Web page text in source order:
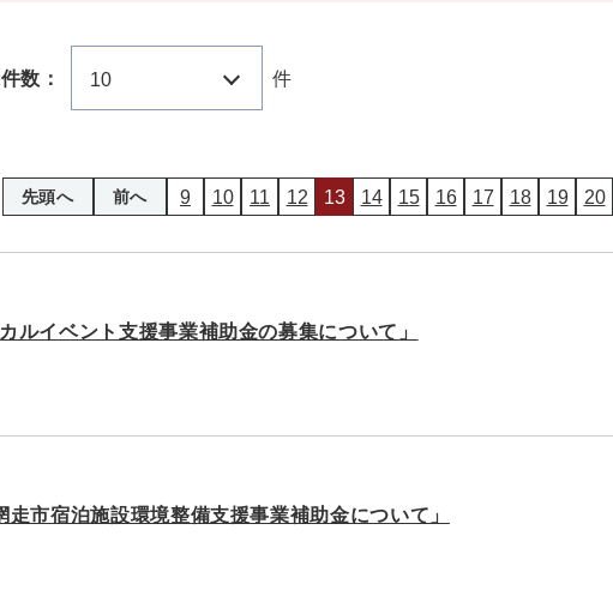
数： 10 件
先頭へ 前へ 9 10 11 12 13 14 15 16 17 18 19 20
ルイベント支援事業補助金の募集について」
市宿泊施設環境整備支援事業補助金について」